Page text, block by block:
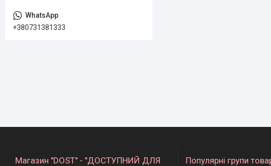
+380731381333
Магазин "DOST" - "ДОСТУПНИЙ ДЛЯ
Популярні групи